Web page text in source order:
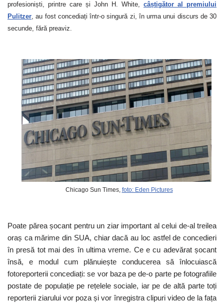
profesioniști, printre care și John H. White, câștigător al premiului
Pulitzer, au fost concediați într-o singură zi, în urma unui discurs de 30
secunde, fără preaviz.
Chicago Sun Times, foto: Eden Pictures
Poate părea șocant pentru un ziar important al celui de-al treilea
oraș ca mărime din SUA, chiar dacă au loc astfel de concedieri
în presă tot mai des în ultima vreme. Ce e cu adevărat șocant
însă, e modul cum plănuiește conducerea să înlocuiască
fotoreporterii concediați: se vor baza pe de-o parte pe fotografiile
postate de populație pe rețelele sociale, iar pe de altă parte toți
reporterii ziarului vor poza și vor înregistra clipuri video de la fața